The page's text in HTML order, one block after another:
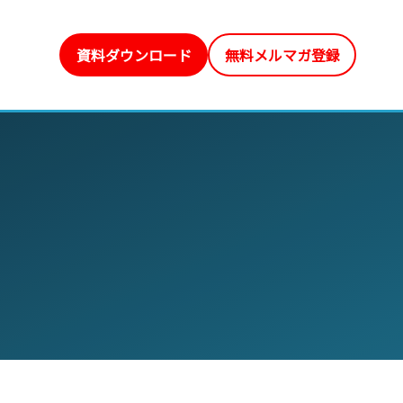
資料ダウンロード 無料メルマガ登録